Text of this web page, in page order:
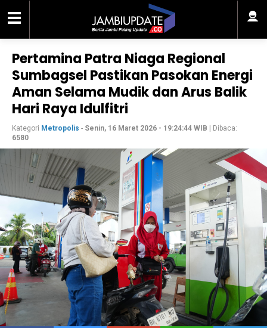
Pertamina Patra Niaga Regional
Sumbagsel Pastikan Pasokan Energi
Aman Selama Mudik dan Arus Balik
Hari Raya Idulfitri
Kategori Metropolis - Senin, 16 Maret 2026 - 19:24:44 WIB | Dibaca:
6580